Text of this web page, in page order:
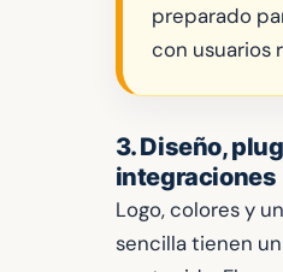
preparado
con usuarios
3. Diseño,
integraciones
Logo, colores y
sencilla tienen